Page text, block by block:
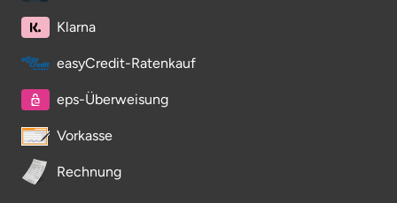
Klarna
easyCredit-Ratenkauf
eps-Überweisung
Vorkasse
Rechnung
Rottweil
Rügen
Saarbrücken
Salzgitter